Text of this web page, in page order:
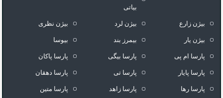
بیاتی
بیژن زارع بیژن لرد بیژن نظری
بیژن یار بیمرز بند بیوسا
پارسا ام پی پارسا بیگی پارسا پاکان
پارسا پایار پارسا تی پارسا دهقان
پارسا رها پارسا زاهد پارسا متین